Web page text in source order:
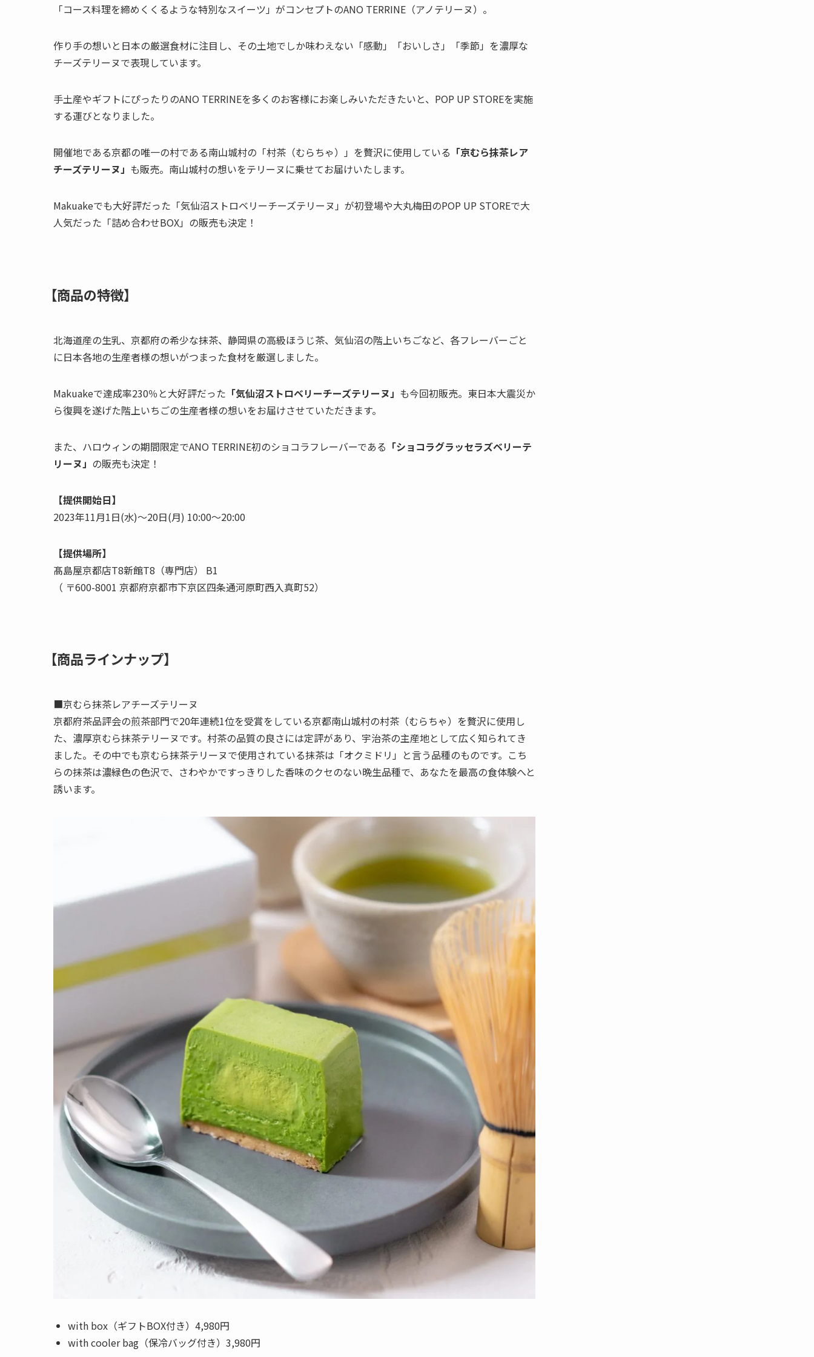
「コース料理を締めくくるような特別なスイーツ」がコンセプトのANO TERRINE（アノテリーヌ）。
作り手の想いと日本の厳選食材に注目し、その土地でしか味わえない「感動」「おいしさ」「季節」を濃厚な
チーズテリーヌで表現しています。
手土産やギフトにぴったりのANO TERRINEを多くのお客様にお楽しみいただきたいと、POP UP STOREを実施
する運びとなりました。
開催地である京都の唯一の村である南山城村の「村茶（むらちゃ）」を贅沢に使用している 「京むら抹茶レア
チーズテリーヌ」 も販売。南山城村の想いをテリーヌに乗せてお届けいたします。
Makuakeでも大好評だった「気仙沼ストロベリーチーズテリーヌ」が初登場や大丸梅田のPOP UP STOREで大
人気だった「詰め合わせBOX」の販売も決定！
【商品の特徴】
北海道産の生乳、京都府の希少な抹茶、静岡県の高級ほうじ茶、気仙沼の階上いちごなど、各フレーバーごと
に日本各地の生産者様の想いがつまった食材を厳選しました。
Makuakeで達成率230％と大好評だった 「気仙沼ストロベリーチーズテリーヌ」 も今回初販売。東日本大震災か
ら復興を遂げた階上いちごの生産者様の想いをお届けさせていただきます。
また、ハロウィンの期間限定でANO TERRINE初のショコラフレーバーである 「ショコラグラッセラズベリーテ
リーヌ」 の販売も決定！
【提供開始日】
2023年11月1日(水)〜20日(月) 10:00～20:00
【提供場所】
髙島屋京都店T8新館T8（専門店） B1
（ 〒600-8001 京都府京都市下京区四条通河原町西入真町52）
【商品ラインナップ】
■京むら抹茶レアチーズテリーヌ
京都府茶品評会の煎茶部門で20年連続1位を受賞をしている京都南山城村の村茶（むらちゃ）を贅沢に使用し
た、濃厚京むら抹茶テリーヌです。村茶の品質の良さには定評があり、宇治茶の主産地として広く知られてき
ました。その中でも京むら抹茶テリーヌで使用されている抹茶は「オクミドリ」と言う品種のものです。こち
らの抹茶は濃緑色の色沢で、さわやかですっきりした香味のクセのない晩生品種で、あなたを最高の食体験へと
誘います。
with box（ギフトBOX付き）4,980円
with cooler bag（保冷バッグ付き）3,980円